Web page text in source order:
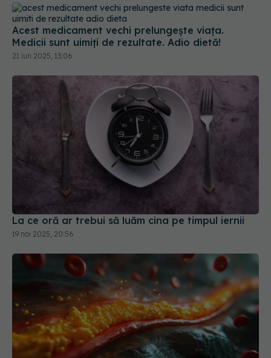
Medicii sunt uimiți de rezultate. Adio dietă!
21 iun 2025, 13:06
La ce oră ar trebui să luăm cina pe timpul iernii